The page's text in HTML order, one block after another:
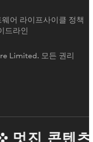
Limited. 모든 권리
어 라이프사이클 정책
드라인